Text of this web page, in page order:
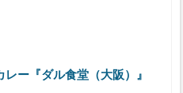
ー『ダル食堂（大阪）』